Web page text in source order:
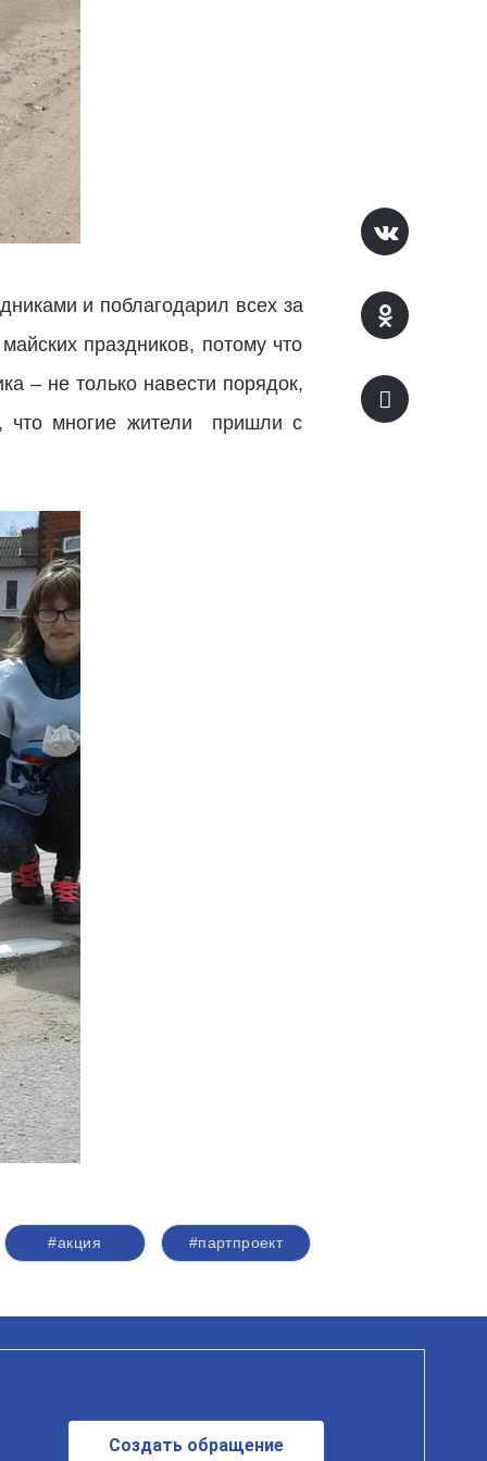
и поблагодарил всех за
праздников, потому что
– не только навести порядок,
что многие жители пришли с
#акция #партпроект
Создать обращение